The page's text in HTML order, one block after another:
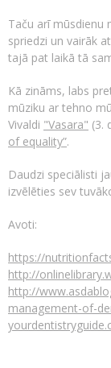
Taču arī mūsdienu
spriedzi un vairāk
tajā pat laikā tā
Kā zināms, labs
mūziku ar tehno
Vivaldi "Vasara" (3.
of equality”.
Daudzi speciālisti
izvēlēties sev
Avoti:
https://
http://
http://
management-of-